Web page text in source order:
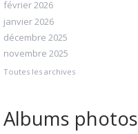
février 2026
janvier 2026
décembre 2025
novembre 2025
Toutes les archives
Albums photos